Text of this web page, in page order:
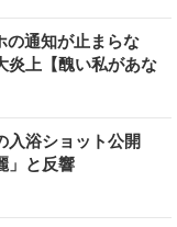
の通知が止まらな
炎上【醜い私があな
入浴ショット公開
」と反響